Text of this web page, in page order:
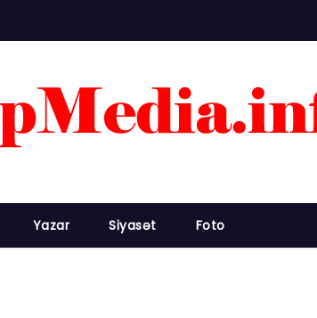
Yazar Siyasət Foto